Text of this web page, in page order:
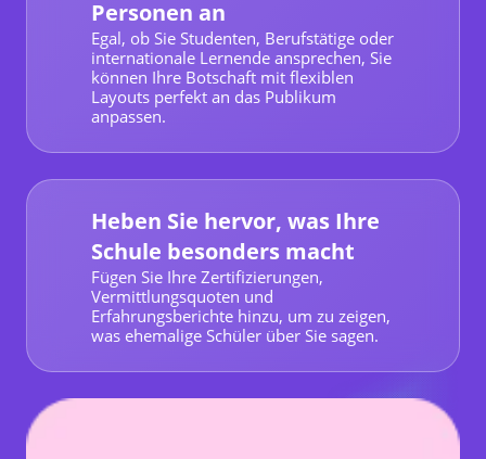
Personen an
Egal, ob Sie Studenten, Berufstätige oder
internationale Lernende ansprechen, Sie
können Ihre Botschaft mit flexiblen
Layouts perfekt an das Publikum
anpassen.
Heben Sie hervor, was Ihre
Schule besonders macht
Fügen Sie Ihre Zertifizierungen,
Vermittlungsquoten und
Erfahrungsberichte hinzu, um zu zeigen,
was ehemalige Schüler über Sie sagen.